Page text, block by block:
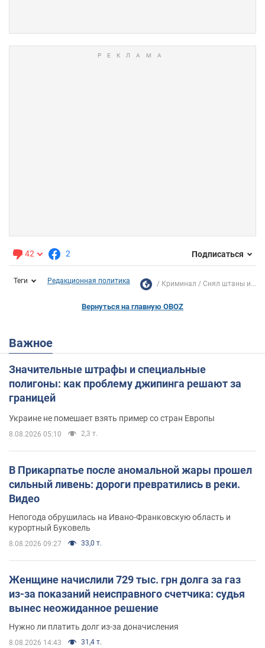
42 2 Подписаться
Теги Редакционная политика Криминал Снял штаны и...
Вернуться на главную OBOZ
Важное
Значительные штрафы и специальные
полигоны: как проблему джипинга решают за
границей
Украине не помешает взять пример со стран Европы
8.08.2026 05:10 2,3 т.
В Прикарпатье после аномальной жары прошел
сильный ливень: дороги превратились в реки.
Видео
Непогода обрушилась на Ивано-Франковскую область и
курортный Буковель
8.08.2026 09:27 33,0 т.
Женщине начислили 729 тыс. грн долга за газ
из-за показаний неисправного счетчика: судья
вынес неожиданное решение
Нужно ли платить долг из-за доначисления
8.08.2026 14:43 31,4 т.